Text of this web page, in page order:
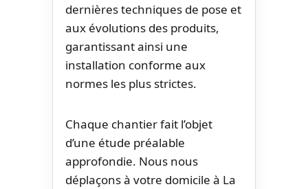
dernières techniques de pose et
aux évolutions des produits,
garantissant ainsi une
installation conforme aux
normes les plus strictes.
Chaque chantier fait l’objet
d’une étude préalable
approfondie. Nous nous
déplaçons à votre domicile à La